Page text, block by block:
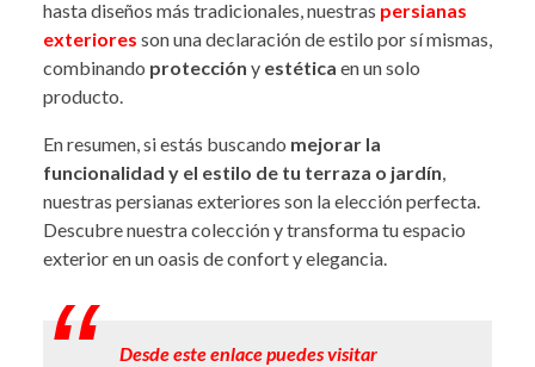
hasta diseños más tradicionales, nuestras persianas
exteriores son una declaración de estilo por sí mismas,
combinando protección y estética en un solo
producto.
En resumen, si estás buscando mejorar la
funcionalidad y el estilo de tu terraza o jardín,
nuestras persianas exteriores son la elección perfecta.
Descubre nuestra colección y transforma tu espacio
exterior en un oasis de confort y elegancia.
Desde este enlace puedes visitar